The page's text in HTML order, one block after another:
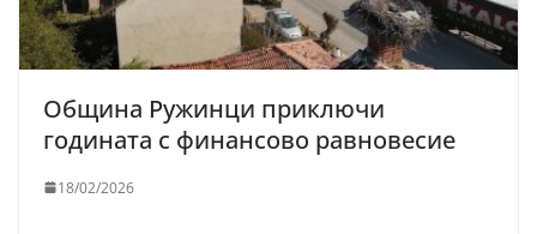
Община Ружинци приключи
годината с финансово равновесие
18/02/2026